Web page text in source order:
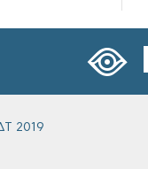
2019